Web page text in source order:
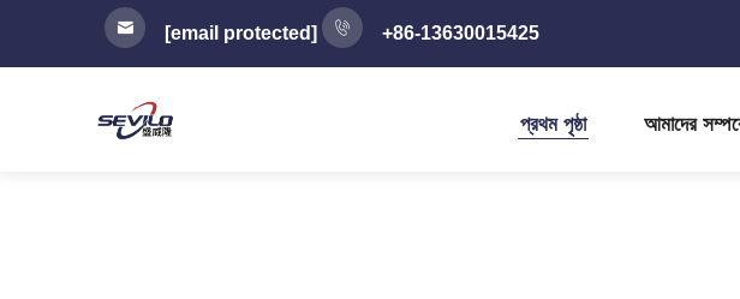
[email protected] +86-13630015425
প্রথম পৃষ্ঠা আমাদের